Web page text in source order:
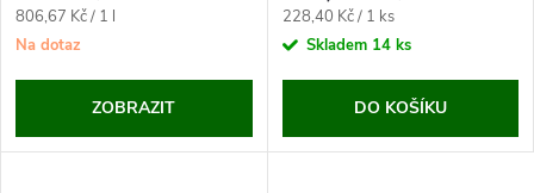
Měrná
cena:
806,67 Kč / 1 l
Na dotaz
ZOBRAZIT
Měrná
cena:
228,40 Kč / 1 ks
Skladem 14 ks
DO KOŠÍKU